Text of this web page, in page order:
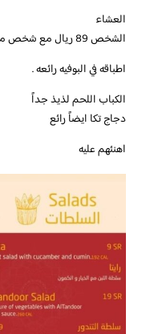
العشاء
الشخص 89 ريال مع شخص مجاناً
اطباقه في البوفيه رائعه .
الكباب اللحم لذيذ جداً
دجاج تكا ايضاً رائع
اهنئهم عليه